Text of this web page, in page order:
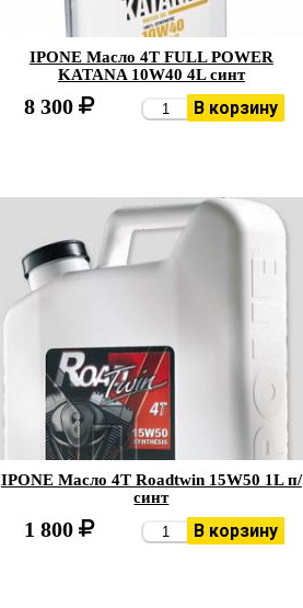
IPONE Масло 4Т FULL POWER
KATANA 10W40 4L синт
8 300 В корзину
IPONE Масло 4Т Roadtwin 15W50 1L п/
синт
1 800 В корзину